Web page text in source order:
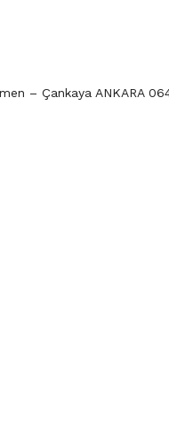
– Çankaya ANKARA